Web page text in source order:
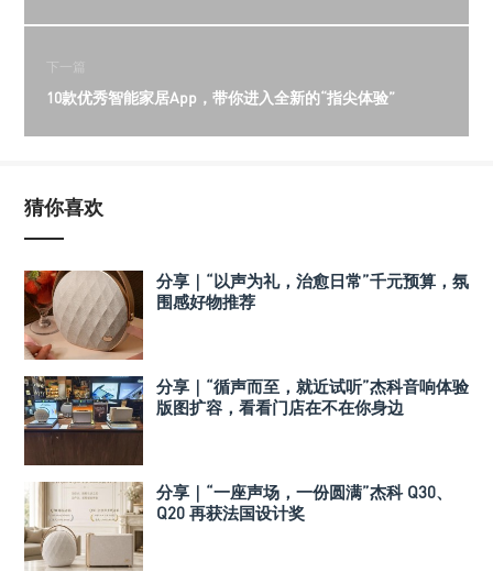
下一篇
10款优秀智能家居App，带你进入全新的“指尖体验”
猜你喜欢
分享｜“以声为礼，治愈日常”千元预算，氛
围感好物推荐
分享｜“循声而至，就近试听”杰科音响体验
版图扩容，看看门店在不在你身边
分享｜“一座声场，一份圆满”杰科 Q30、
Q20 再获法国设计奖